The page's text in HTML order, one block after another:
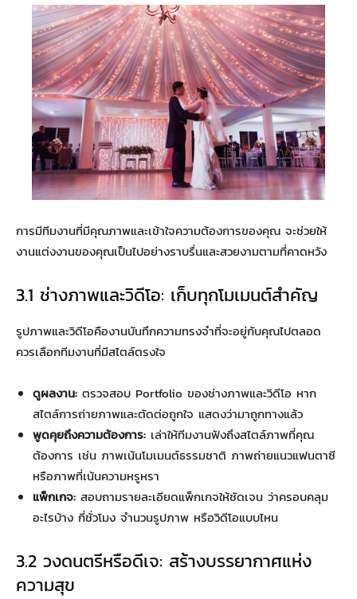
การมีทีมงานที่มีคุณภาพและเข้าใจความต้องการของคุณ จะช่วยให้
งานแต่งงานของคุณเป็นไปอย่างราบรื่นและสวยงามตามที่คาดหวัง
3.1 ช่างภาพและวิดีโอ: เก็บทุกโมเมนต์สำคัญ
รูปภาพและวิดีโอคืองานบันทึกความทรงจำที่จะอยู่กับคุณไปตลอด
ควรเลือกทีมงานที่มีสไตล์ตรงใจ
ดูผลงาน: ตรวจสอบ Portfolio ของช่างภาพและวิดีโอ หาก
สไตล์การถ่ายภาพและตัดต่อถูกใจ แสดงว่ามาถูกทางแล้ว
พูดคุยถึงความต้องการ: เล่าให้ทีมงานฟังถึงสไตล์ภาพที่คุณ
ต้องการ เช่น ภาพเน้นโมเมนต์ธรรมชาติ ภาพถ่ายแนวแฟนตาซี
หรือภาพที่เน้นความหรูหรา
แพ็กเกจ: สอบถามรายละเอียดแพ็กเกจให้ชัดเจน ว่าครอบคลุม
อะไรบ้าง กี่ชั่วโมง จำนวนรูปภาพ หรือวิดีโอแบบไหน
3.2 วงดนตรีหรือดีเจ: สร้างบรรยากาศแห่ง
ความสุข